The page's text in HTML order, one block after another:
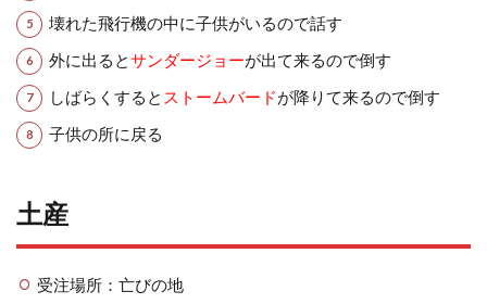
壊れた飛行機の中に子供がいるので話す
外に出るとサンダージョーが出て来るので倒す
しばらくすると ストームバードが降りて来るので倒す
子供の所に戻る
土産
受注場所：亡びの地